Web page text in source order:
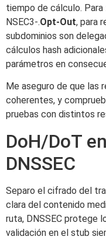
tiempo de cálculo.
NSEC3-.Opt-Out, para
subdominios son
cálculos hash
parámetros en
Me aseguro de que las
coherentes, y
pruebas con distintos
DoH/DoT
DNSSEC
Separo el cifrado del
clara del contenido
ruta, DNSSEC protege
validación en el stub